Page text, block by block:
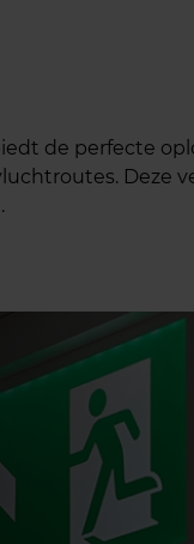
de perfecte
Deze